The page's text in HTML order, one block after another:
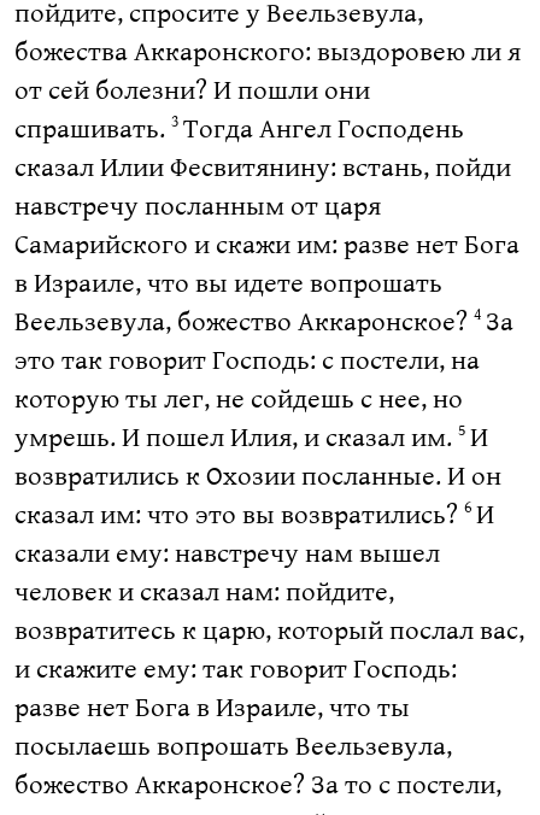
пойдите, спросите у Веельзевула,
божества Аккаронского: выздоровею ли я
от сей болезни? И пошли они
спрашивать. 3 Тогда Ангел Господень
сказал Илии Фесвитянину: встань, пойди
навстречу посланным от царя
Самарийского и скажи им: разве нет Бога
в Израиле, что вы идете вопрошать
Веельзевула, божество Аккаронское? 4 За
это так говорит Господь: с постели, на
которую ты лег, не сойдешь с нее, но
умрешь. И пошел Илия, и сказал им. 5 И
возвратились к Охозии посланные. И он
сказал им: что это вы возвратились? 6 И
сказали ему: навстречу нам вышел
человек и сказал нам: пойдите,
возвратитесь к царю, который послал вас,
и скажите ему: так говорит Господь:
разве нет Бога в Израиле, что ты
посылаешь вопрошать Веельзевула,
божество Аккаронское? За то с постели,